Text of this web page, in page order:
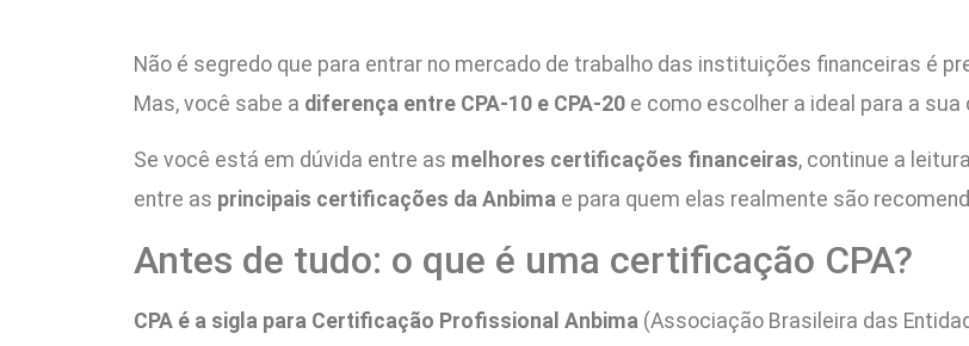
Não é segredo que para entrar no mercado de trabalho das instituições financeiras é
Mas, você sabe a diferença entre CPA-10 e CPA-20 e como escolher a ideal para a sua
Se você está em dúvida entre as melhores certificações financeiras, continue a
entre as principais certificações da Anbima e para quem elas realmente são
Antes de tudo: o que é uma certificação CPA?
CPA é a sigla para Certificação Profissional Anbima (Associação Brasileira das